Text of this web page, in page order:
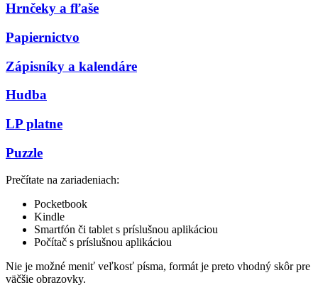
Hrnčeky a fľaše
Papiernictvo
Zápisníky a kalendáre
Hudba
LP platne
Puzzle
Prečítate na zariadeniach:
Pocketbook
Kindle
Smartfón či tablet s príslušnou aplikáciou
Počítač s príslušnou aplikáciou
Nie je možné meniť veľkosť písma, formát je preto vhodný skôr pre
väčšie obrazovky.